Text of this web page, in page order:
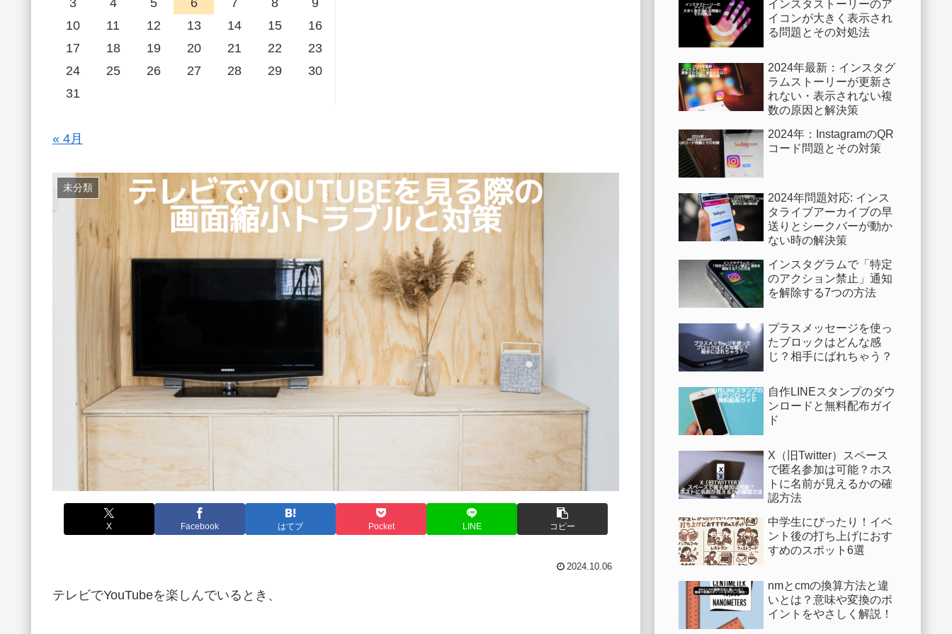
10
11 12 13 14 15
16
17
18 19 20 21 22
23
24
25 26 27 28 29
30
31
« 4月
未分類
X Facebook はてブ Pocket LINE コピー
2024.10.06
テレビでYouTubeを楽しんでいるとき、
インスタストーリーのア
イコンが大きく表示され
る問題とその対処法
2024年最新：インスタグ
ラムストーリーが更新さ
れない・表示されない複
数の原因と解決策
2024年：InstagramのQR
コード問題とその対策
2024年問題対応: インス
タライブアーカイブの早
送りとシークバーが動か
ない時の解決策
インスタグラムで「特定
のアクション禁止」通知
を解除する7つの方法
プラスメッセージを使っ
たブロックはどんな感
じ？相手にばれちゃう？
自作LINEスタンプのダウ
ンロードと無料配布ガイ
ド
X（旧Twitter）スペース
で匿名参加は可能？ホス
トに名前が見えるかの確
認方法
中学生にぴったり！イベ
ント後の打ち上げにおす
すめのスポット6選
nmとcmの換算方法と違
いとは？意味や変換のポ
イントをやさしく解説！